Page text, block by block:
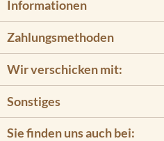
Informationen
Sie finden uns auch bei:
Zahlungsmethoden
Wir verschicken mit:
Sonstiges